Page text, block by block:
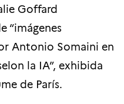
Goffard
“imágenes
Antonio Somaini en
la IA”, exhibida
de París.